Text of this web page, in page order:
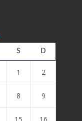
S D
1 2
8 9
15 16